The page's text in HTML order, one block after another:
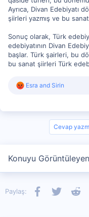
Ayrıca, Divan Edebiyatı
şiirleri yazmış ve bu
Sonuç olarak, Türk
edebiyatının Divan
başlar. Türk şairleri, bu
bu sanat şiirleri Türk
R
:
Esra and Sirin
Cevap
Konuyu
Paylaş: Facebook
Twitter